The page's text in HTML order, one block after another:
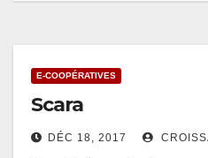
E-COOPÉRATIVES
Scara
DÉC 18, 2017